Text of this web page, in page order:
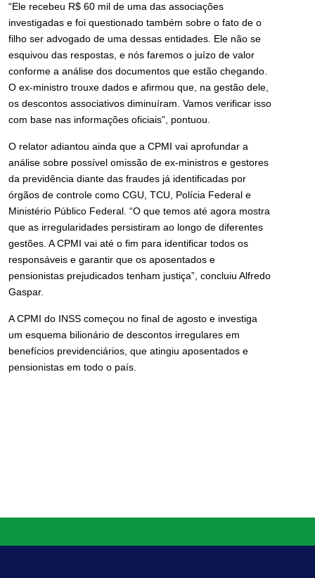
“Ele recebeu R$ 60 mil de uma das associações
investigadas e foi questionado também sobre o fato de o
filho ser advogado de uma dessas entidades. Ele não se
esquivou das respostas, e nós faremos o juízo de valor
conforme a análise dos documentos que estão chegando.
O ex-ministro trouxe dados e afirmou que, na gestão dele,
os descontos associativos diminuíram. Vamos verificar isso
com base nas informações oficiais”, pontuou.
O relator adiantou ainda que a CPMI vai aprofundar a
análise sobre possível omissão de ex-ministros e gestores
da previdência diante das fraudes já identificadas por
órgãos de controle como CGU, TCU, Polícia Federal e
Ministério Público Federal. “O que temos até agora mostra
que as irregularidades persistiram ao longo de diferentes
gestões. A CPMI vai até o fim para identificar todos os
responsáveis e garantir que os aposentados e
pensionistas prejudicados tenham justiça”, concluiu Alfredo
Gaspar.
A CPMI do INSS começou no final de agosto e investiga
um esquema bilionário de descontos irregulares em
benefícios previdenciários, que atingiu aposentados e
pensionistas em todo o país.